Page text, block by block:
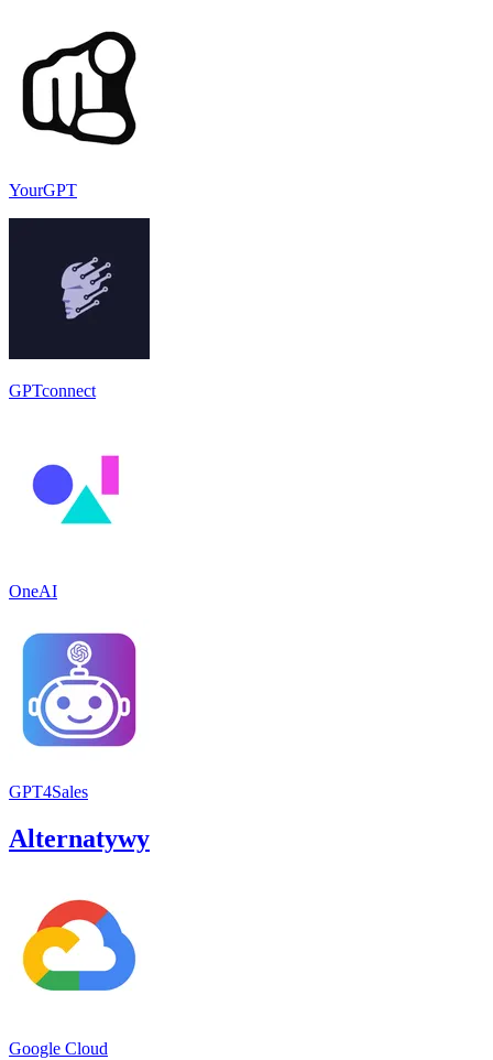
YourGPT
GPTconnect
OneAI
GPT4Sales
Alternatywy
Google Cloud